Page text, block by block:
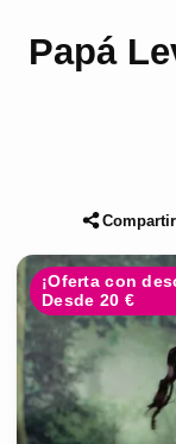
Papá
¡Oferta con
Desde 20 €